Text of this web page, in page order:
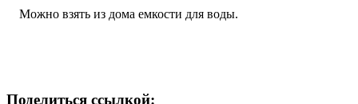
Можно взять из дома емкости для воды.
Поделиться ссылкой: